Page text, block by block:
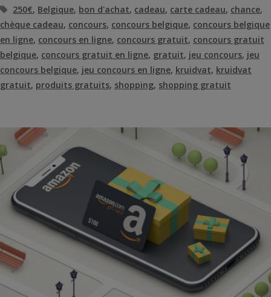
Étiquettes
250€, Belgique, bon d'achat, cadeau, carte cadeau, chance,
chèque cadeau, concours, concours belgique, concours belgique
en ligne, concours en ligne, concours gratuit, concours gratuit
belgique, concours gratuit en ligne, gratuit, jeu concours, jeu
concours belgique, jeu concours en ligne, kruidvat, kruidvat
gratuit, produits gratuits, shopping, shopping gratuit